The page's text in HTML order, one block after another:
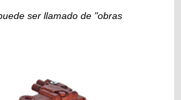
ser llamado de "obras